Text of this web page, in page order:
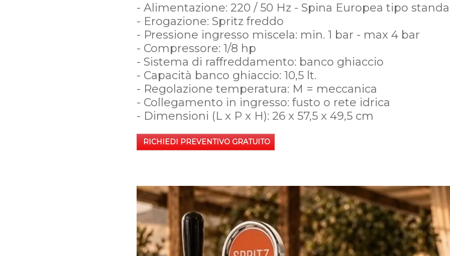
- Alimentazione: 220 / 50 Hz - Spina Europea tipo
- Erogazione: Spritz freddo
- Pressione ingresso miscela: min. 1 bar - max 4 bar
- Compressore: 1/8 hp
- Sistema di raffreddamento: banco ghiaccio
- Capacità banco ghiaccio: 10,5 lt.
- Regolazione temperatura: M = meccanica
- Collegamento in ingresso: fusto o rete idrica
- Dimensioni (L x P x H): 26 x 57,5 x 49,5 cm
RICHIEDI PREVENTIVO GRATUITO